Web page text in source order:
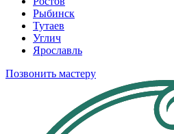
Рыбинск
Тутаев
Углич
Ярославль
Позвонить мастеру